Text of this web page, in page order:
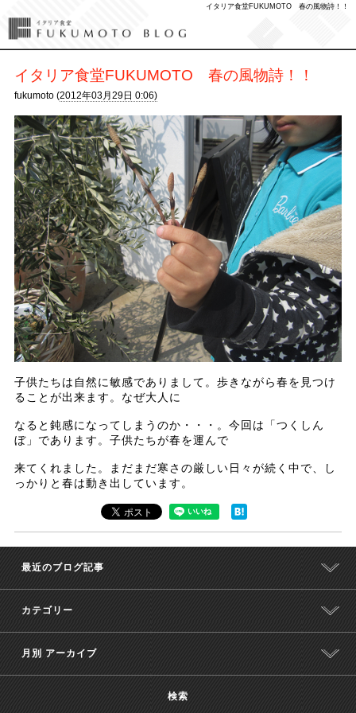
イタリア食堂FUKUMOTO 春の風物詩！！
イタリア食堂FUKUMOTO 春の風物詩！！
fukumoto (2012年03月29日 0:06)
子供たちは自然に敏感でありまして。歩きながら春を見つけ
ることが出来ます。なぜ大人に
なると鈍感になってしまうのか・・・。今回は「つくしん
ぼ」であります。子供たちが春を運んで
来てくれました。まだまだ寒さの厳しい日々が続く中で、し
っかりと春は動き出しています。
最近のブログ記事
カテゴリー
月別 アーカイブ
検索